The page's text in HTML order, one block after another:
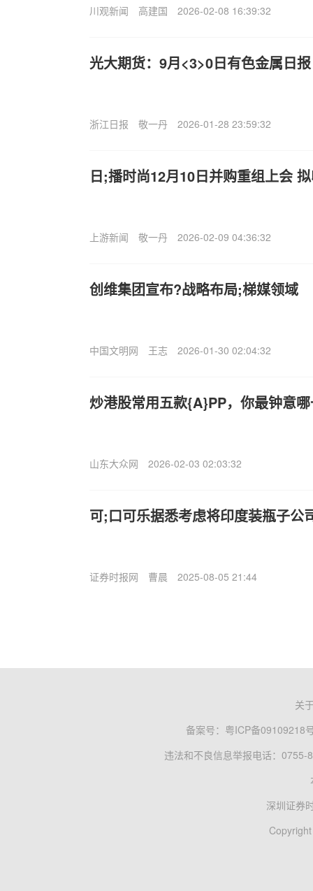
川观新闻 高建国 2026-02-08 16:39:32
光大期货：9月<3>0日有色金属日报
浙江日报 敬一丹 2026-01-28 23:59:32
日;播时尚12月10日并购重组上会
上游新闻 敬一丹 2026-02-09 04:36:32
创维集团宣布?战略布局;梯媒领域
中国文明网 王志 2026-01-30 02:04:32
炒港股常用五款{A}PP，你最钟意
山东大众网 2026-02-03 02:03:32
可;口可乐据悉考虑将印度装瓶子公
证券时报网 曹晨 2025-08-05 21:44
关
备案号： 粤ICP备09109218
违法和不良信息举报电话：0755-
深圳证券